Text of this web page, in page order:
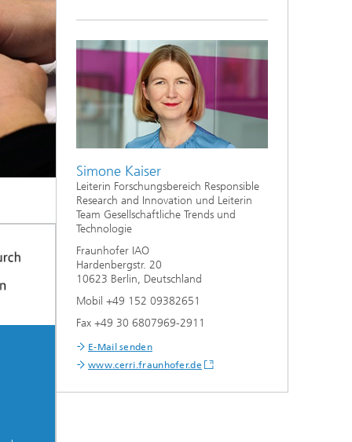
Simone Kaiser
Leiterin Forschungsbereich Responsible
Research and Innovation und Leiterin
Team Gesellschaftliche Trends und
Technologie
Fraunhofer IAO
Hardenbergstr. 20
10623 Berlin, Deutschland
Mobil +49 152 09382651
Fax +49 30 6807969-2911
E-Mail senden
www.cerri.fraunhofer.de